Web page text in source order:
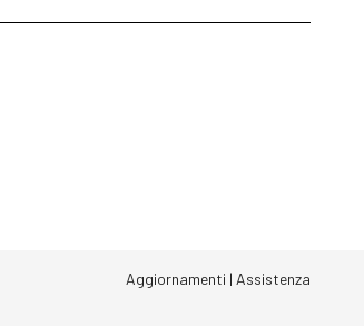
Aggiornamenti | Assistenza